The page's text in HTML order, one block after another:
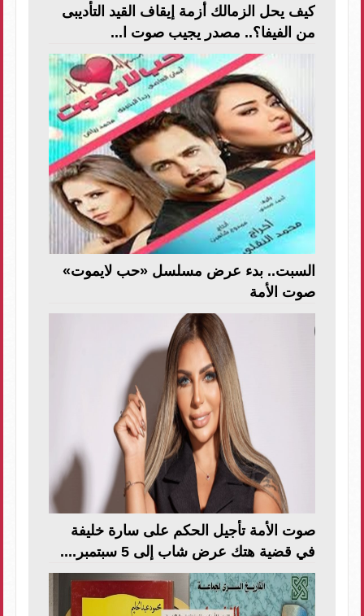
كيف يحل الزمالك أزمة إيقاف القيد التأديبى
من الفيفا؟.. مصدر يجيب صوت ا...
السبت.. بدء عرض مسلسل «حب لايموت»
صوت الأمة
صوت الأمة تأجيل الحكم على سارة خليفة
في قضية هتك عرض شاب إلى 5 سبتمبر....